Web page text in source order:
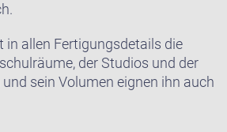
in allen Fertigungsdetails die
der Studios und der
sein Volumen eignen ihn auch